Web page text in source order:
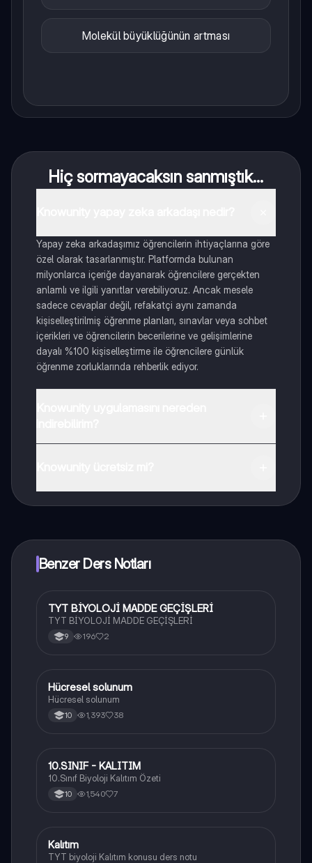
Molekül büyüklüğünün artması
Hiç sormayacaksın sanmıştık...
Yapay zeka arkadaşımız öğrencilerin ihtiyaçlarına göre
özel olarak tasarlanmıştır. Platformda bulunan
milyonlarca içeriğe dayanarak öğrencilere gerçekten
anlamlı ve ilgili yanıtlar verebiliyoruz. Ancak mesele
sadece cevaplar değil, refakatçi aynı zamanda
kişiselleştirilmiş öğrenme planları, sınavlar veya sohbet
içerikleri ve öğrencilerin becerilerine ve gelişimlerine
dayalı %100 kişiselleştirme ile öğrencilere günlük
öğrenme zorluklarında rehberlik ediyor.
Benzer Ders Notları
Biyoloji
TYT BİYOLOJİ MADDE GEÇİŞLERİ
TYT BİYOLOJİ MADDE GEÇİŞLERİ
9 196 2
Biyoloji
Hücresel solunum
Hücresel solunum
10 1,393 38
Biyoloji
10.SINIF - KALITIM
10.Sınıf Biyoloji Kalıtım Özeti
10 1,540 7
Biyoloji
Kalıtım
TYT biyoloji Kalıtım konusu ders notu